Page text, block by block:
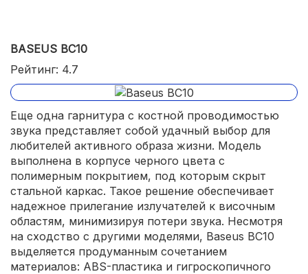
BASEUS BC10
Рейтинг: 4.7
Еще одна гарнитура с костной проводимостью
звука представляет собой удачный выбор для
любителей активного образа жизни. Модель
выполнена в корпусе черного цвета с
полимерным покрытием, под которым скрыт
стальной каркас. Такое решение обеспечивает
надежное прилегание излучателей к височным
областям, минимизируя потери звука. Несмотря
на сходство с другими моделями, Baseus BC10
выделяется продуманным сочетанием
материалов: ABS-пластика и гигроскопичного